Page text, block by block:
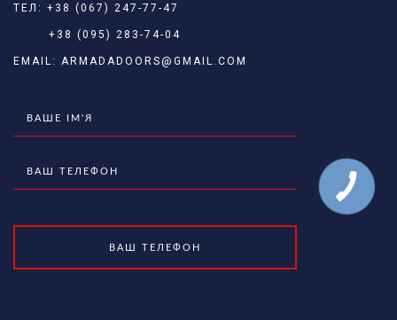
ТЕЛ: +38 (067) 247-77-47
+38 (095) 283-74-04
EMAIL: ARMADADOORS@GMAIL.COM
КНОПКА
ЗВ'ЯЗКУ